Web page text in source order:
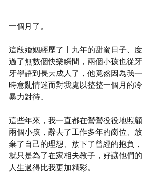
一個月了。
這段婚姻經歷了十九年的甜蜜日子、度
過了無數個快樂瞬間，兩個小孩也從牙
牙學語到長大成人了，他竟然因為我一
時意亂情迷而對我處以整整一個月的冷
暴力對待。
這些年來，我一直都在營營役役地照顧
兩個小孩，辭去了工作多年的崗位、放
棄了自己的理想、放下了曾經的抱負，
就只是為了在家相夫教子，好讓他們的
人生過得比我更加精彩。